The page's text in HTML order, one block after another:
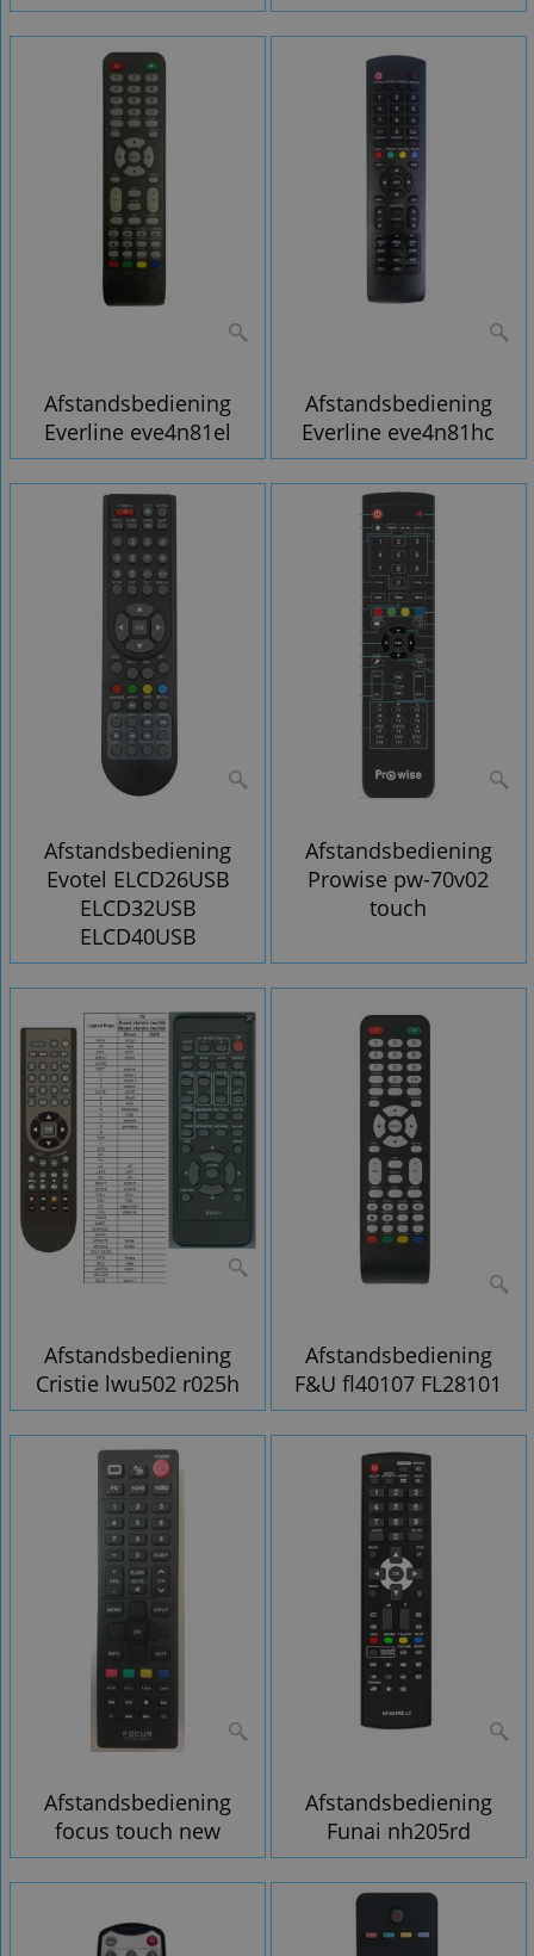
Afstandsbediening
Everline eve4n81el
Afstandsbediening
Everline eve4n81hc
Afstandsbediening
Evotel ELCD26USB
ELCD32USB
ELCD40USB
Afstandsbediening
Prowise pw-70v02
touch
Afstandsbediening
Cristie lwu502 r025h
Afstandsbediening
F&U fl40107 FL28101
Afstandsbediening
focus touch new
Afstandsbediening
Funai nh205rd